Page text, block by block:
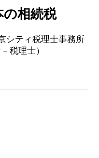
の相続税
シティ税理士事務所
税理士）